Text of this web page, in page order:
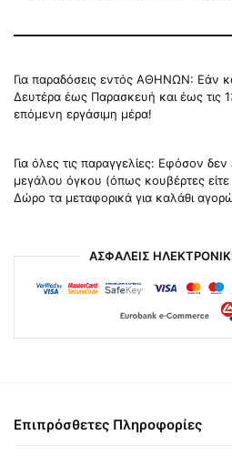
Για παραδόσεις εντός ΑΘΗΝΩΝ: Εάν
Δευτέρα έως Παρασκευή και έως τις
επόμενη εργάσιμη μέρα!
Για όλες τις παραγγελίες: Εφόσον
μεγάλου όγκου (όπως κουβέρτες
Δώρο τα μεταφορικά για καλάθι
ΑΣΦΑΛΕΙΣ
Επιπρόσθετες Πληροφορίες